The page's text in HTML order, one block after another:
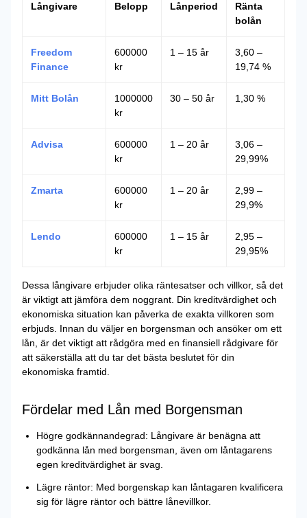
Långivare Belopp Lånperiod
Ränta
bolån
Freedom
Finance
600000
kr
1 – 15 år
3,60 –
19,74 %
Mitt Bolån
1000000
kr
30 – 50 år 1,30 %
Advisa
600000
kr
1 – 20 år
3,06 –
29,99%
Zmarta
600000
kr
1 – 20 år
2,99 –
29,9%
Lendo
600000
kr
1 – 15 år
2,95 –
29,95%
Dessa långivare erbjuder olika räntesatser och villkor, så det
är viktigt att jämföra dem noggrant. Din kreditvärdighet och
ekonomiska situation kan påverka de exakta villkoren som
erbjuds. Innan du väljer en borgensman och ansöker om ett
lån, är det viktigt att rådgöra med en finansiell rådgivare för
att säkerställa att du tar det bästa beslutet för din
ekonomiska framtid.
Fördelar med Lån med Borgensman
Högre godkännandegrad: Långivare är benägna att
godkänna lån med borgensman, även om låntagarens
egen kreditvärdighet är svag.
Lägre räntor: Med borgenskap kan låntagaren kvalificera
sig för lägre räntor och bättre lånevillkor.